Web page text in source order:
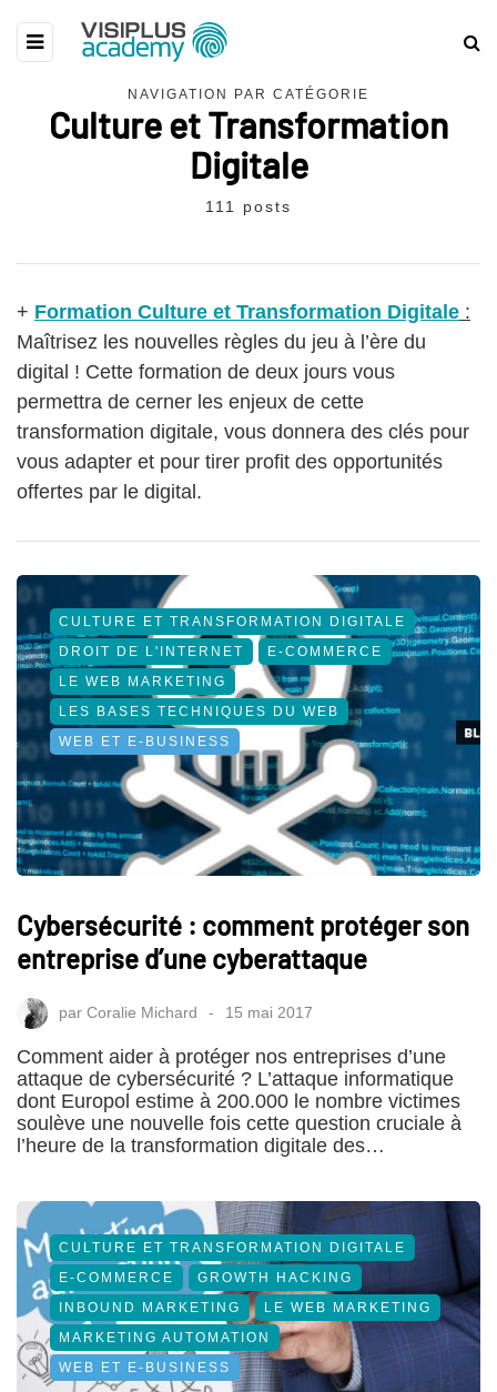
NAVIGATION PAR CATÉGORIE
Culture et Transformation
Digitale
111 posts
+ Formation Culture et Transformation Digitale :
Maîtrisez les nouvelles règles du jeu à l’ère du
digital ! Cette formation de deux jours vous
permettra de cerner les enjeux de cette
transformation digitale, vous donnera des clés pour
vous adapter et pour tirer profit des opportunités
offertes par le digital.
CULTURE ET TRANSFORMATION DIGITALE
DROIT DE L'INTERNET
E-COMMERCE
LE WEB MARKETING
LES BASES TECHNIQUES DU WEB
WEB ET E-BUSINESS
Cybersécurité : comment protéger son
entreprise d’une cyberattaque
par Coralie Michard 15 mai 2017
Comment aider à protéger nos entreprises d’une
attaque de cybersécurité ? L’attaque informatique
dont Europol estime à 200.000 le nombre victimes
soulève une nouvelle fois cette question cruciale à
l’heure de la transformation digitale des…
CULTURE ET TRANSFORMATION DIGITALE
E-COMMERCE
GROWTH HACKING
INBOUND MARKETING
LE WEB MARKETING
MARKETING AUTOMATION
WEB ET E-BUSINESS